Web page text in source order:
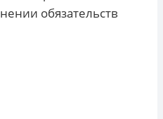
обязательств